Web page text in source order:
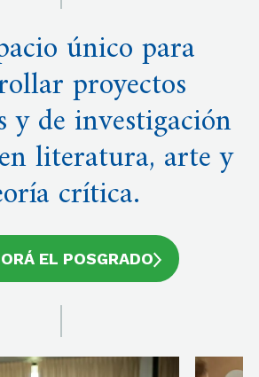
único para
proyectos
y de investigación
literatura, arte y
crítica.
EL POSGRADO